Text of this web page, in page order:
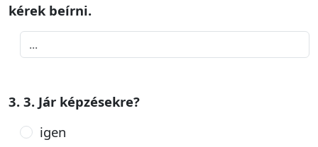
kérek beírni.
3. 3. Jár képzésekre?
igen